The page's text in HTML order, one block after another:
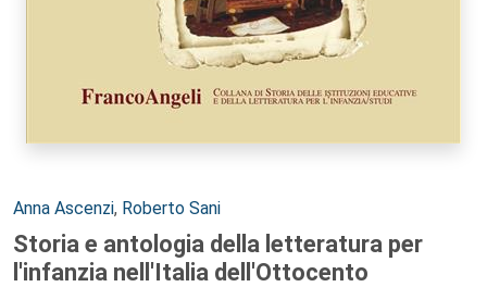
Autori:
Anna Ascenzi, Roberto Sani
Storia e antologia della letteratura per
l'infanzia nell'Italia dell'Ottocento